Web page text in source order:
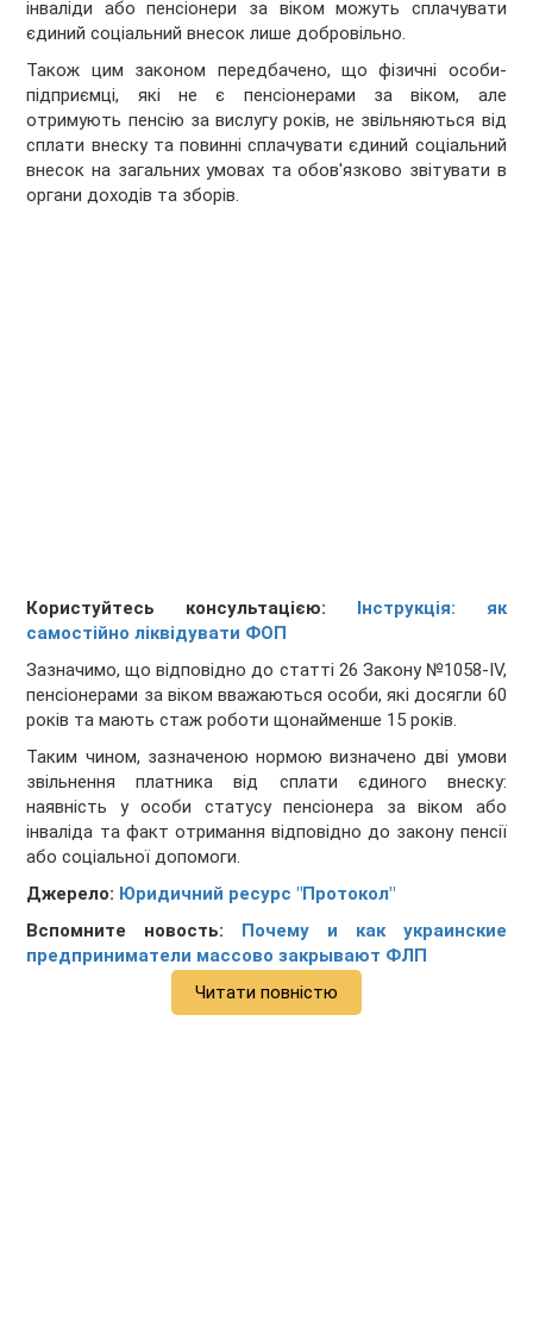
інваліди або пенсіонери за віком можуть сплачувати
єдиний соціальний внесок лише добровільно.
Також цим законом передбачено, що фізичні особи-
підприємці, які не є пенсіонерами за віком, але
отримують пенсію за вислугу років, не звільняються від
сплати внеску та повинні сплачувати єдиний соціальний
внесок на загальних умовах та обов'язково звітувати в
органи доходів та зборів.
Користуйтесь консультацією: Інструкція: як
самостійно ліквідувати ФОП
Зазначимо, що відповідно до статті 26 Закону №1058-IV,
пенсіонерами за віком вважаються особи, які досягли 60
років та мають стаж роботи щонайменше 15 років.
Таким чином, зазначеною нормою визначено дві умови
звільнення платника від сплати єдиного внеску:
наявність у особи статусу пенсіонера за віком або
інваліда та факт отримання відповідно до закону пенсії
або соціальної допомоги.
Джерело: Юридичний ресурс "Протокол"
Вспомните новость: Почему и как украинские
предприниматели массово закрывают ФЛП
Читати повністю